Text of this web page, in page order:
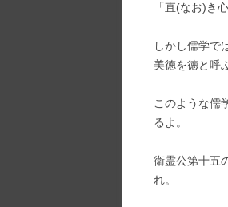
「直(なお)き
しかし儒学で
美徳を徳と呼
このような儒
るよ。
衛霊公第十五
れ。